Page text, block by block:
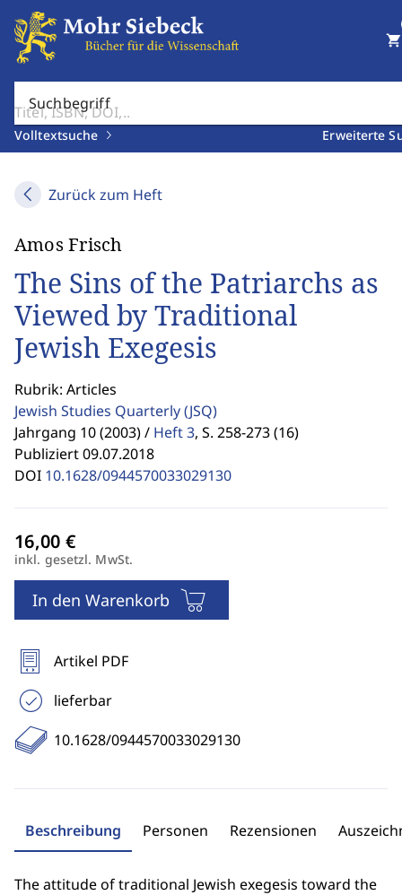
Suchbegriff
Volltextsuche Erweiterte
shopping_cart
Zurück zum Heft
Amos Frisch
The Sins of the Patriarchs as
Viewed by Traditional
Jewish Exegesis
Rubrik: Articles
Jewish Studies Quarterly(JSQ)
Jahrgang 10 (2003) / Heft 3, S. 258-273 (16)
Publiziert 09.07.2018
DOI 10.1628/0944570033029130
inkl. gesetzl. MwSt.
In den Warenkorb
Artikel PDF
lieferbar
10.1628/0944570033029130
Beschreibung Personen Rezensionen
The attitude of traditional Jewish exegesis toward the